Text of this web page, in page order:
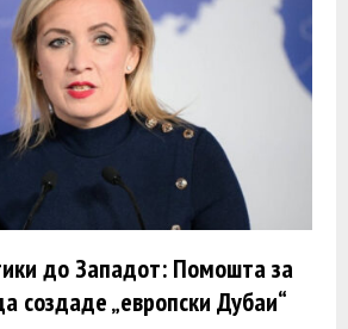
до Западот: Помошта за
создаде „европски Дубаи“